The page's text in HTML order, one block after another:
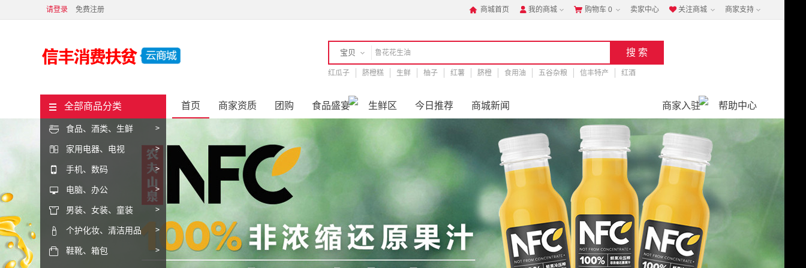
请登录 免费注册  商城首页  我的商城  购物车 0 卖家中心 关注商城 商家支持
宝贝
店铺
红瓜子 脐橙糕 生鲜 柚子 红薯 脐橙 食用油 五谷杂粮 信丰特产
红酒
全部商品分类 首页 商家资质 团购 食品盛宴 生鲜区 帮助中心
商家入驻
今日推荐 商城新闻
 食品、 酒类、 生鲜 >
 家用电器、 电视 >
 手机、 数码 >
 电脑、 办公 >
 男装、 女装、 童装 >
 个护化妆、 清洁用品 >
 鞋靴、 箱包 >